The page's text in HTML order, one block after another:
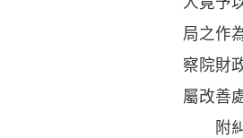
局之作
察院財
屬改善
附糾